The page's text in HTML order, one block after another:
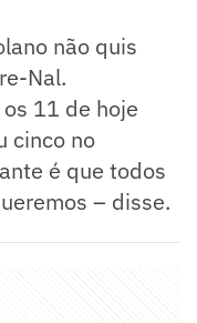
não quis
Nal.
11 de hoje
cinco no
é que todos
– disse.